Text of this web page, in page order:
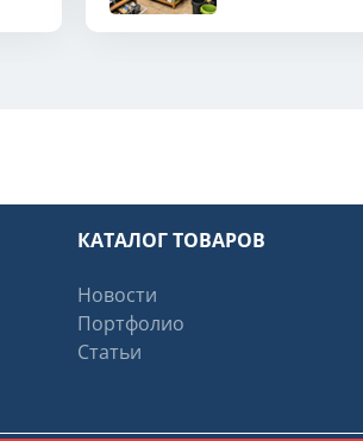
КАТАЛОГ ТОВАРОВ
Новости
Портфолио
Статьи